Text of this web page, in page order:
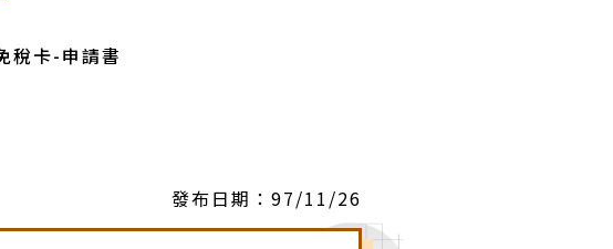
稅卡-申請書
發布日期： 97/11/26